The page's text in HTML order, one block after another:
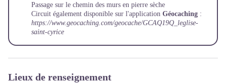
Passage sur le chemin des murs en pierre sèche
Circuit également disponible sur l'application Géocaching :
https://www.geocaching.com/geocache/GCAQ19Q_leglise-
saint-cyrice
Lieux de renseignement